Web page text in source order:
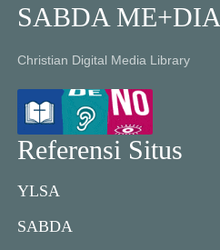
SABDA ME+DIA
Christian Digital Media Library
Referensi Situs
YLSA
SABDA